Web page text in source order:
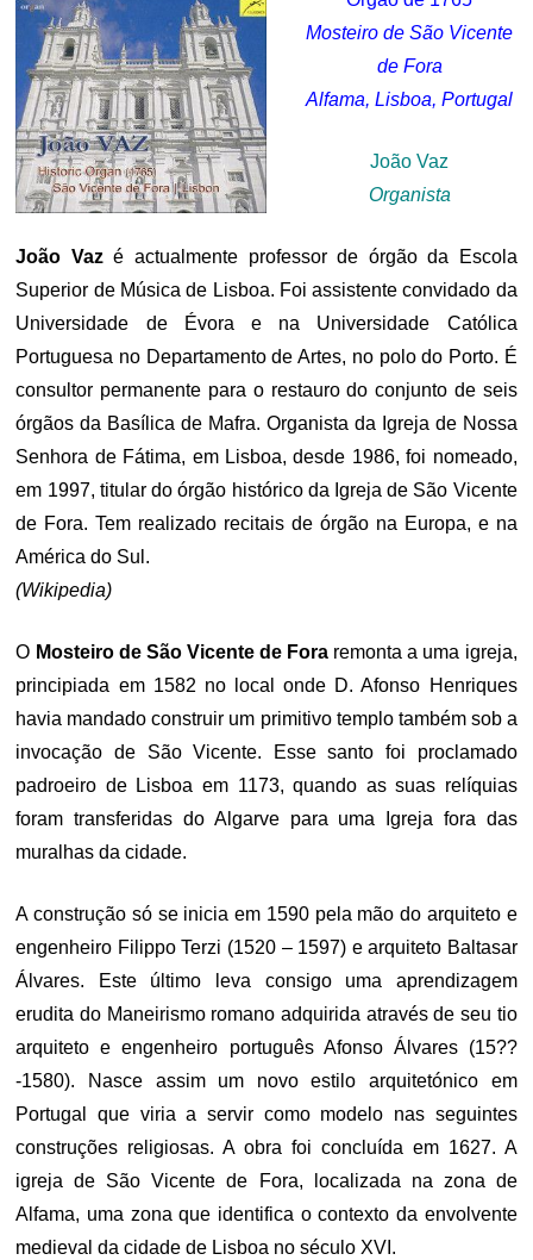
Mosteiro de São Vicente
de Fora
Alfama, Lisboa, Portugal
João Vaz
Organista
João Vazé actualmente professor de órgão da Escola
Superior de Música de Lisboa. Foi assistente convidado da
Universidade de Évora e na Universidade Católica
Portuguesa no Departamento de Artes, no polo do Porto. É
consultor permanente para o restauro do conjunto de seis
órgãos da Basílica de Mafra. Organista da Igreja de Nossa
Senhora de Fátima, em Lisboa, desde 1986, foi nomeado,
em 1997, titular do órgão histórico da Igreja de São Vicente
de Fora. Tem realizado recitais de órgão na Europa, e na
América do Sul.
(Wikipedia)
O Mosteiro de São Vicente de Fora remonta a uma igreja,
principiada em 1582 no local onde D. Afonso Henriques
havia mandado construir um primitivo templo também sob a
invocação de São Vicente. Esse santo foi proclamado
padroeiro de Lisboa em 1173, quando as suas relíquias
foram transferidas do Algarve para uma Igreja fora das
muralhas da cidade.
A construção só se inicia em 1590 pela mão do arquiteto e
engenheiro Filippo Terzi (1520 – 1597) e arquiteto Baltasar
Álvares. Este último leva consigo uma aprendizagem
erudita do Maneirismo romano adquirida através de seu tio
arquiteto e engenheiro português Afonso Álvares (15??
-1580). Nasce assim um novo estilo arquitetónico em
Portugal que viria a servir como modelo nas seguintes
construções religiosas. A obra foi concluída em 1627. A
igreja de São Vicente de Fora, localizada na zona de
Alfama, uma zona que identifica o contexto da envolvente
medieval da cidade de Lisboa no século XVI.